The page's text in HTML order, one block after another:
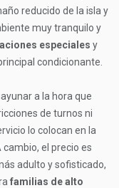
reducido de la isla y
muy tranquilo y
especiales y
condicionante.
a la hora que
de turnos ni
lo colocan en la
el precio es
adulto y sofisticado,
familias de alto